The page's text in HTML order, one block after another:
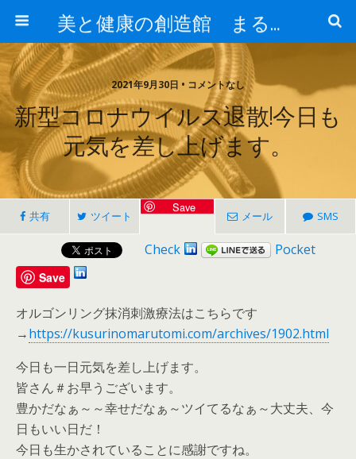
美と健康の創造館 まるとみ薬品 ぐんまの薬屋 芳さんのブログ
2021年9月30日 • コメントなし
新型コロナウイルス退散!今日も
元気を差し上げます。
共有 ツイート
Save
メール SMS
Check Pocket
Save
オルゴンリング抹消刺激療法はこちらです
→https://kusurinomarutomi.com/archives/1902.html
今日も一日元気を差し上げます。
皆さん＃お早うございます。
豊かだなぁ～～幸せだなぁ～ツイてるなぁ～大丈夫、今
日もいい日だ！
今日も生かされていることに感謝ですね。